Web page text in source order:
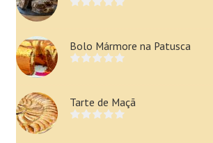
Bolo Mármore na Patusca
Tarte de Maçã